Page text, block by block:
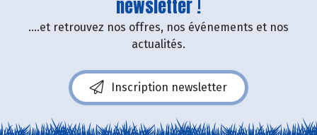
newsletter !
....et retrouvez nos offres, nos événements et nos
actualités.
Inscription newsletter